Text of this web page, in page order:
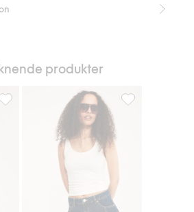
produkter
Middels langt jeansskjørt, Legg til i